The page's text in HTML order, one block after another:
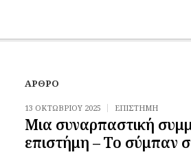
ΆΡΘΡΟ
13 ΟΚΤΩΒΡΊΟΥ 2025 ΕΠΙΣΤΉΜΗ
Μια συναρπαστική
επιστήμη – Το σύμπαν